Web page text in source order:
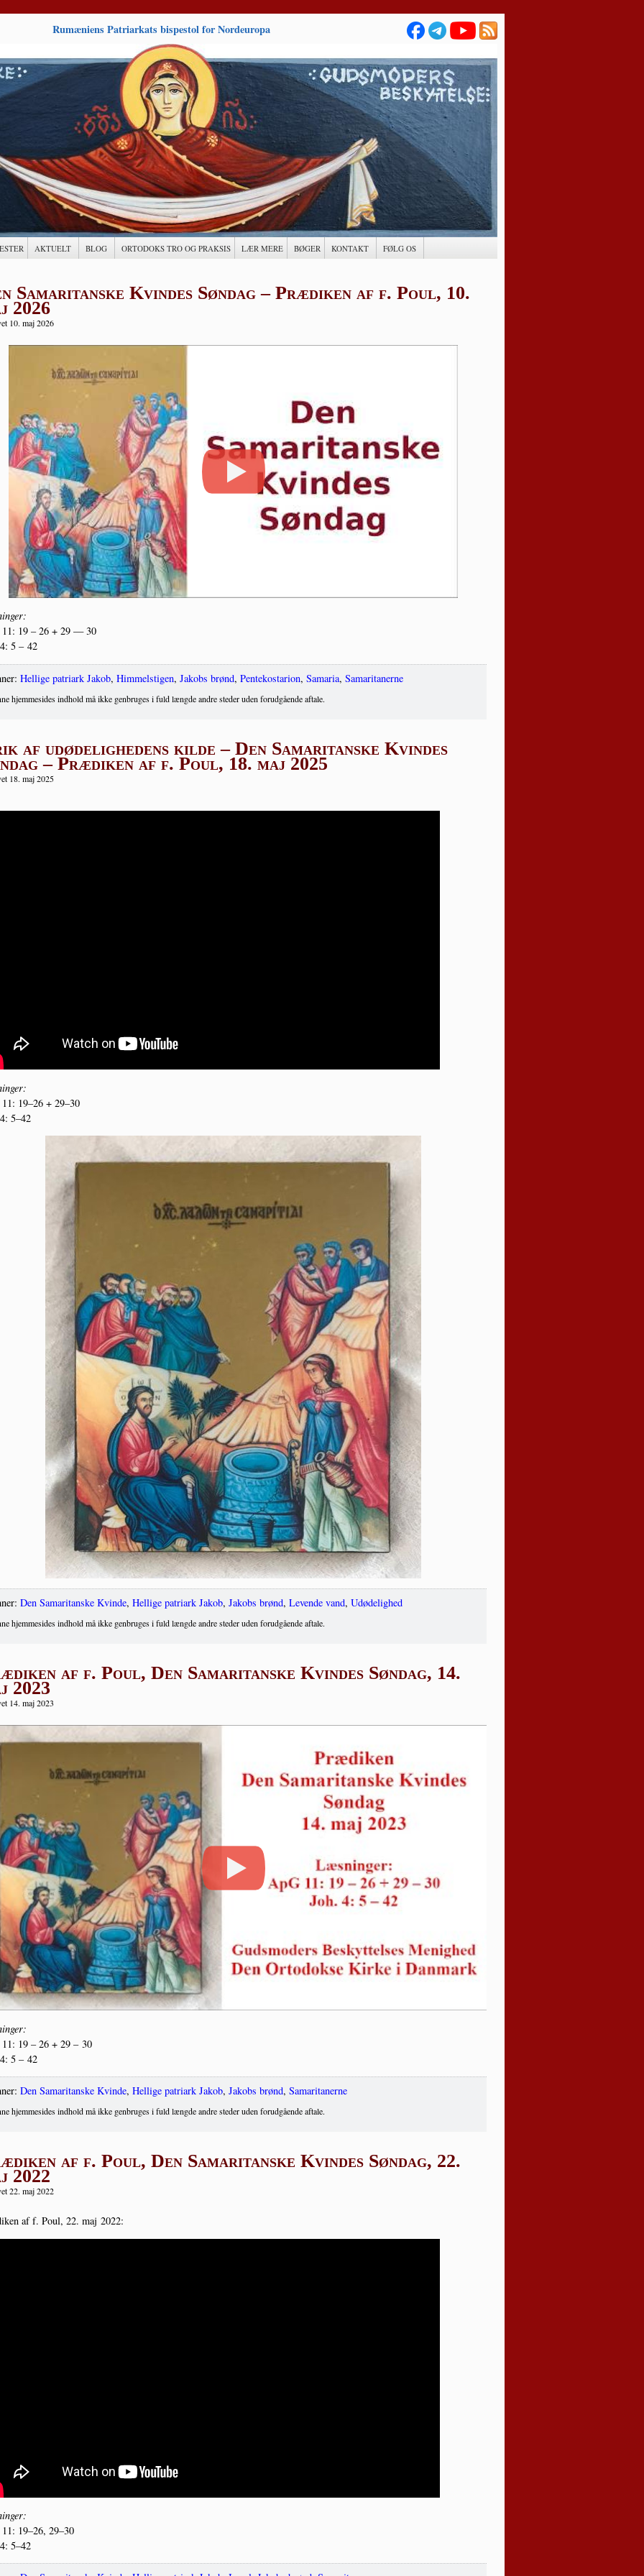
Rumæniens Patriarkats bispestol for Nordeuropa
AKTUELT BLOG ORTODOKS TRO OG PRAKSIS LÆR MERE BØGER KONTAKT FØLG OS
Samaritanske Kvindes Søndag – Prædiken af f. Poul, 10.
2026
10. maj 2026
19 – 26 + 29 — 30
5 – 42
Hellige patriark Jakob, Himmelstigen, Jakobs brønd, Pentekostarion, Samaria, Samaritanerne
hjemmesides indhold må ikke genbruges i fuld længde andre steder uden forudgående aftale.
af udødelighedens kilde – Den Samaritanske Kvindes
– Prædiken af f. Poul, 18. maj 2025
18. maj 2025
19–26 + 29–30
5–42
Den Samaritanske Kvinde, Hellige patriark Jakob, Jakobs brønd, Levende vand, Udødelighed
hjemmesides indhold må ikke genbruges i fuld længde andre steder uden forudgående aftale.
af f. Poul, Den Samaritanske Kvindes Søndag, 14.
2023
14. maj 2023
19 – 26 + 29 – 30
5 – 42
Den Samaritanske Kvinde, Hellige patriark Jakob, Jakobs brønd, Samaritanerne
hjemmesides indhold må ikke genbruges i fuld længde andre steder uden forudgående aftale.
af f. Poul, Den Samaritanske Kvindes Søndag, 22.
2022
22. maj 2022
af f. Poul, 22. maj 2022:
19–26, 29–30
5–42